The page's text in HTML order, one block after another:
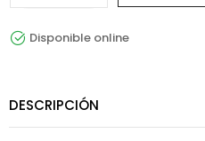
Disponible online
DESCRIPCIÓN